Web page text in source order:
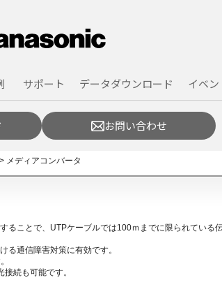
(HUB)
チングハブ
チングハブ
メディアコンバ
対応アプリケーション
製品機能説明
別
ステム
コラム
サポート
（HUB）
よくあるご質問
データダウンロード
電子カタログ
イベン
採用情報
ニュー
お問い合わせ
メディアコンバータ
ることで、UTPケーブルでは100ｍまでに限られている
る通信障害対策に有効です。
接続も可能です。